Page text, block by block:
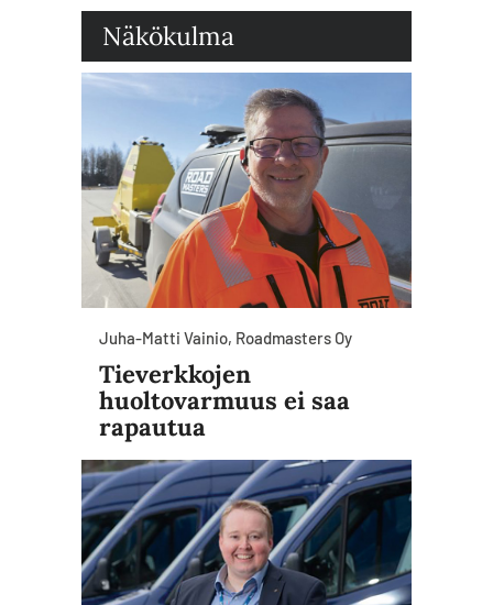
Näkökulma
Juha-Matti Vainio, Roadmasters Oy
Tieverkkojen
huoltovarmuus ei saa
rapautua